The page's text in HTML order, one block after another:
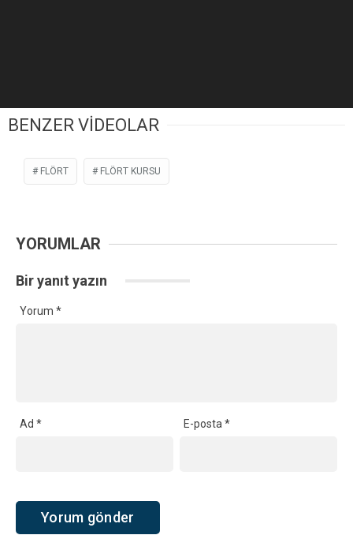
BENZER VİDEOLAR
FLÖRT FLÖRT KURSU
YORUMLAR
Bir yanıt yazın
Yorum *
Ad * E-posta*